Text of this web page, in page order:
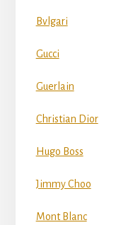
Bvlgari
Gucci
Guerlain
Christian Dior
Hugo Boss
Jimmy Choo
Mont Blanc